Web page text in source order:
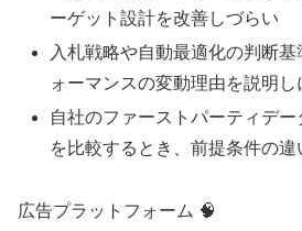
ーゲット設計を改善しづらい
入札戦略や自動最適化の判断
ォーマンスの変動理由を説明し
自社のファーストパーティデ
を比較するとき、前提条件の
広告プラットフォーム 🧠